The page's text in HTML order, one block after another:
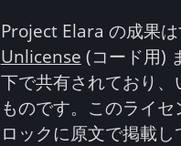
Project Elara の成果
Unlicense (コード用)
下で共有されており
ものです。このライ
ロックに原文で掲載し